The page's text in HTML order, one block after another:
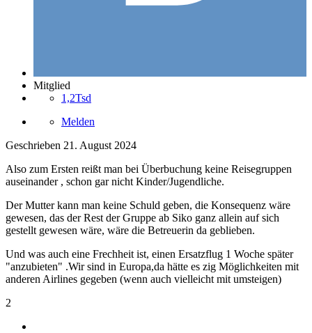
Mitglied
1,2Tsd
Melden
Geschrieben 21. August 2024
Also zum Ersten reißt man bei Überbuchung keine Reisegruppen
auseinander , schon gar nicht Kinder/Jugendliche.
Der Mutter kann man keine Schuld geben, die Konsequenz wäre
gewesen, das der Rest der Gruppe ab Siko ganz allein auf sich
gestellt gewesen wäre, wäre die Betreuerin da geblieben.
Und was auch eine Frechheit ist, einen Ersatzflug 1 Woche später
"anzubieten" .Wir sind in Europa,da hätte es zig Möglichkeiten mit
anderen Airlines gegeben (wenn auch vielleicht mit umsteigen)
2